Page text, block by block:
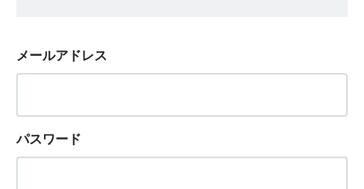
メールアドレス
パスワード